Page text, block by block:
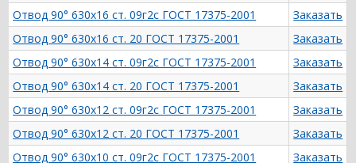
Отвод 90° 630х16 ст. 09г2с ГОСТ 17375-2001
Заказать
Отвод 90° 630х16 ст. 20 ГОСТ 17375-2001
Заказать
Отвод 90° 630х14 ст. 09г2с ГОСТ 17375-2001
Заказать
Отвод 90° 630х14 ст. 20 ГОСТ 17375-2001
Заказать
Отвод 90° 630х12 ст. 09г2с ГОСТ 17375-2001
Заказать
Отвод 90° 630х12 ст. 20 ГОСТ 17375-2001
Заказать
Отвод 90° 630х10 ст. 09г2с ГОСТ 17375-2001
Заказать